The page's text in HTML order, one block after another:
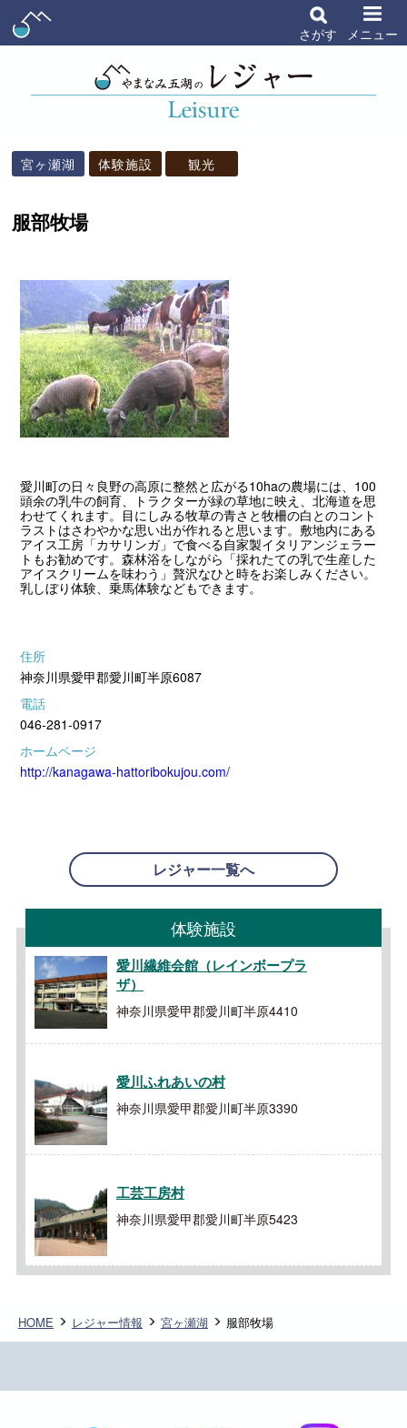
さがす メニュー
宮ヶ瀬湖 体験施設 観光
服部牧場
愛川町の日々良野の高原に整然と広がる10haの農場には、100
頭余の乳牛の飼育、トラクターが緑の草地に映え、北海道を思
わせてくれます。目にしみる牧草の青さと牧柵の白とのコント
ラストはさわやかな思い出が作れると思います。敷地内にある
アイス工房「カサリンガ」で食べる自家製イタリアンジェラー
トもお勧めです。森林浴をしながら「採れたての乳で生産した
アイスクリームを味わう」贅沢なひと時をお楽しみください。
乳しぼり体験、乗馬体験などもできます。
住所
神奈川県愛甲郡愛川町半原6087
電話
046-281-0917
ホームページ
http://kanagawa-hattoribokujou.com/
レジャー一覧へ
体験施設
愛川繊維会館（レインボープラ
ザ）
神奈川県愛甲郡愛川町半原4410
愛川ふれあいの村
神奈川県愛甲郡愛川町半原3390
工芸工房村
神奈川県愛甲郡愛川町半原5423
HOME レジャー情報 宮ヶ瀬湖 服部牧場